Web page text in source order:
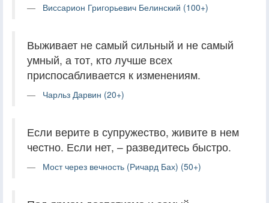
Виссарион Григорьевич Белинский (100+)
Выживает не самый сильный и не самый
умный, а тот, кто лучше всех
приспосабливается к изменениям.
Чарльз Дарвин (20+)
Если верите в супружество, живите в нем
честно. Если нет, – разведитесь быстро.
Мост через вечность (Ричард Бах) (50+)